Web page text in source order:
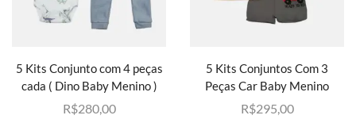
5 Kits Conjunto com 4 peças
cada ( Dino Baby Menino )
R$280,00
5 Kits Conjuntos Com 3
Peças Car Baby Menino
R$295,00